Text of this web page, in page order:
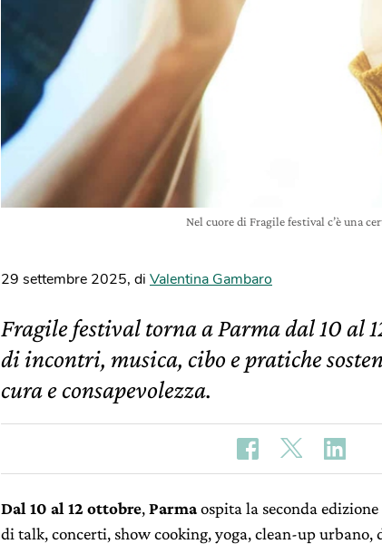
Nel cuore di Fragile festival c’è una
29 settembre 2025, di Valentina Gambaro
Fragile festival torna a Parma dal 10 al
di incontri, musica, cibo e pratiche
cura e consapevolezza.
Dal 10 al 12 ottobre,Parmaospita la seconda
di talk, concerti, show cooking, yoga, clean‑up urbano,